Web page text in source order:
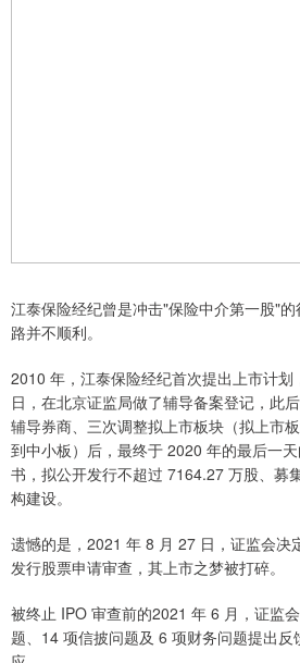
江泰保险经纪曾是冲击"保险中介第一股"
路并不顺利。
2010 年，江泰保险经纪首次提出上市计
日，在北京证监局做了辅导备案登记，此
辅导券商、三次调整拟上市板块（拟上市
到中小板）后，最终于 2020 年的最后一
书，拟公开发行不超过 7164.27 万股、募
构建设。
遗憾的是，2021 年 8 月 27 日，证监会决
发行股票申请审查，其上市之梦被打碎。
被终止 IPO 审查前的2021 年 6 月，证监
题、14 项信披问题及 6 项财务问题提出